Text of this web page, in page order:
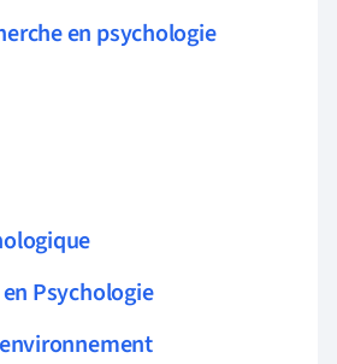
en psychologie
Psychologie